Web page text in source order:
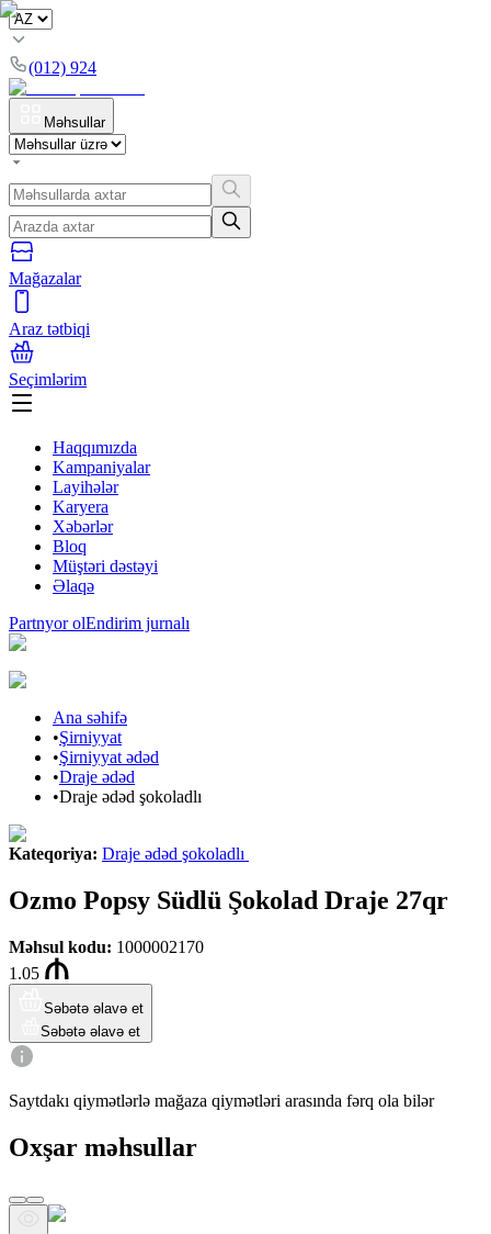
(012) 924
Məhsullar
Mağazalar
Araz tətbiqi
Seçimlərim
Haqqımızda
Kampaniyalar
Layihələr
Karyera
Xəbərlər
Bloq
Müştəri dəstəyi
Əlaqə
Partnyor olEndirim jurnalı
Ana səhifə
•Şirniyyat
•Şirniyyat ədəd
•Draje ədəd
•Draje ədəd şokoladlı
Kateqoriya: Draje ədəd şokoladlı
Ozmo Popsy Südlü Şokolad Draje 27qr
Məhsul kodu: 1000002170
1.05
Səbətə əlavə et
Səbətə əlavə et
Saytdakı qiymətlərlə mağaza qiymətləri arasında fərq ola bilər
Oxşar məhsullar